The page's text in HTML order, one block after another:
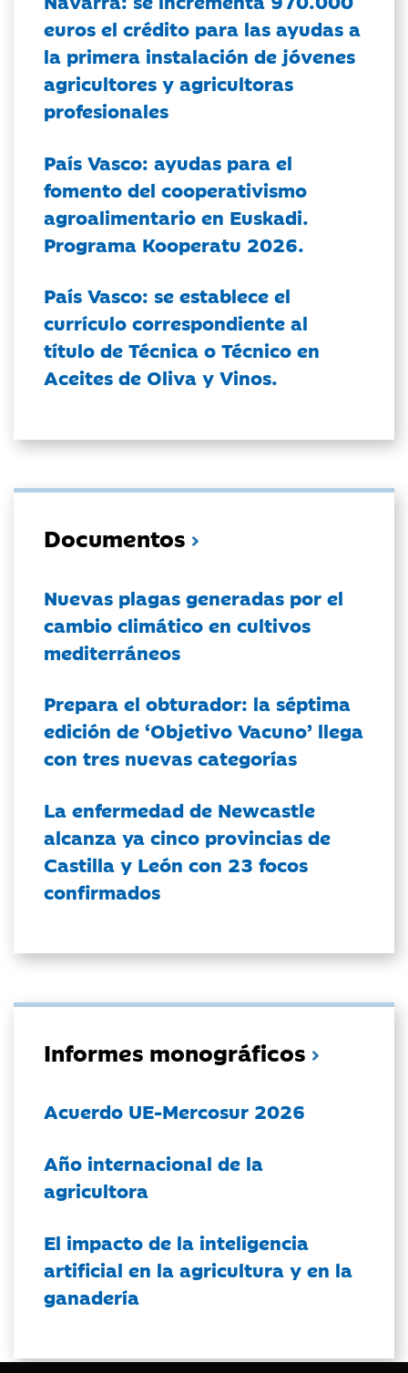
euros el crédito para las ayudas a
la primera instalación de jóvenes
agricultores y agricultoras
profesionales
País Vasco: ayudas para el
fomento del cooperativismo
agroalimentario en Euskadi.
Programa Kooperatu 2026.
País Vasco: se establece el
currículo correspondiente al
título de Técnica o Técnico en
Aceites de Oliva y Vinos.
Documentos
Nuevas plagas generadas por el
cambio climático en cultivos
mediterráneos
Prepara el obturador: la séptima
edición de ‘Objetivo Vacuno’ llega
con tres nuevas categorías
La enfermedad de Newcastle
alcanza ya cinco provincias de
Castilla y León con 23 focos
confirmados
Informes monográficos
Acuerdo UE-Mercosur 2026
Año internacional de la
agricultora
El impacto de la inteligencia
artificial en la agricultura y en la
ganadería